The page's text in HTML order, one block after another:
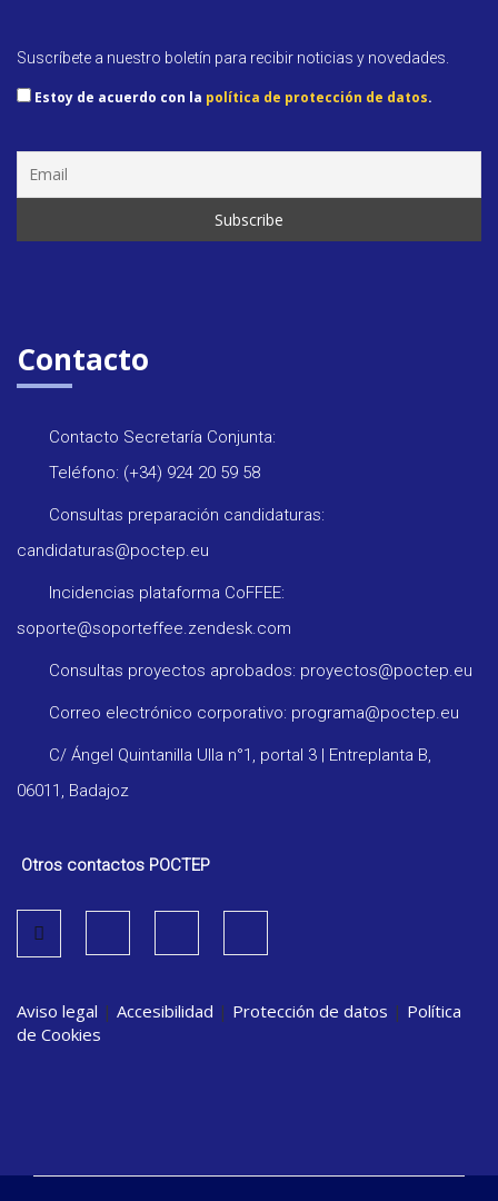
Suscríbete a nuestro boletín para recibir noticias y novedades.
Estoy de acuerdo con la política de protección de datos.
Contacto
Contacto Secretaría Conjunta:
Teléfono: (+34) 924 20 59 58
Consultas preparación candidaturas:
candidaturas@poctep.eu
Incidencias plataforma CoFFEE:
soporte@soporteffee.zendesk.com
Consultas proyectos aprobados: proyectos@poctep.eu
Correo electrónico corporativo: programa@poctep.eu
C/ Ángel Quintanilla Ulla n°1, portal 3 | Entreplanta B,
06011, Badajoz
Otros contactos POCTEP
Aviso legal | Accesibilidad | Protección de datos | Política
de Cookies